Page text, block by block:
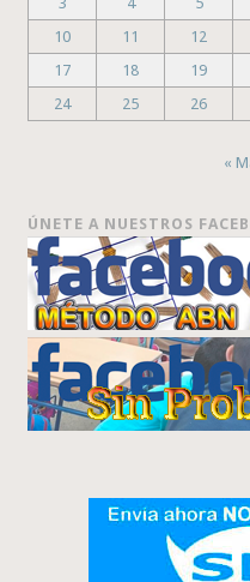
10
11 12
17
18 19
24
25 26
«
ÚNETE A NUESTROS